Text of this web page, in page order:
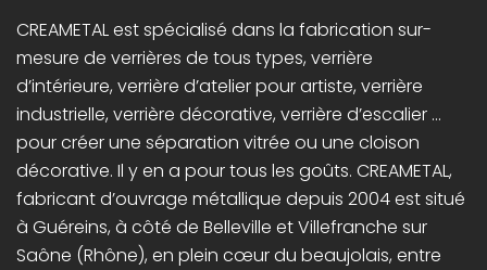
CREAMETAL est spécialisé dans la fabrication sur-
mesure de verrières de tous types, verrière
d’intérieure, verrière d’atelier pour artiste, verrière
industrielle, verrière décorative, verrière d’escalier …
pour créer une séparation vitrée ou une cloison
décorative. Il y en a pour tous les goûts. CREAMETAL,
fabricant d’ouvrage métallique depuis 2004 est situé
à Guéreins, à côté de Belleville et Villefranche sur
Saône (Rhône), en plein cœur du beaujolais, entre